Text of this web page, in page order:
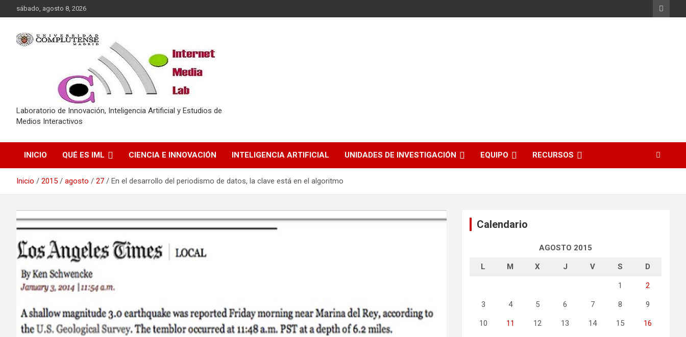
al
sábado, agosto 8, 2026
Laboratorio de Innovación, Inteligencia Artificial y Estudios de
Medios Interactivos
INICIO QUÉ ES IML CIENCIA E INNOVACIÓN INTELIGENCIA ARTIFICIAL UNIDADES DE INVESTIGACIÓN EQUIPO RECURSOS
Inicio 2015 agosto 27 En el desarrollo del periodismo de datos, la clave está en el algoritmo
Calendario
AGOSTO 2015
L M X J V S D
1 2
3 4 5 6 7 8 9
10 11 12 13 14 15 16